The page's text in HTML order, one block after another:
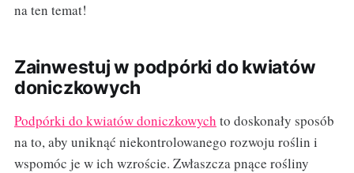
na ten temat!
Zainwestuj w podpórki do kwiatów
doniczkowych
Podpórki do kwiatów doniczkowych to doskonały sposób
na to, aby uniknąć niekontrolowanego rozwoju roślin i
wspomóc je w ich wzroście. Zwłaszcza pnące rośliny